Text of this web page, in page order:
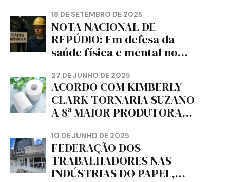
18 DE SETEMBRO DE 2025
NOTA NACIONAL DE
REPÚDIO: Em defesa da
saúde física e mental no
da dignidade sindical.
27 DE JUNHO DE 2025
ACORDO COM KIMBERLY-
CLARK TORNARIA SUZANO
A 8ª MAIOR PRODUTORA
MUNDO, DIZ FITCH
10 DE JUNHO DE 2025
FEDERAÇÃO DOS
TRABALHADORES NAS
INDÚSTRIAS DO PAPEL,